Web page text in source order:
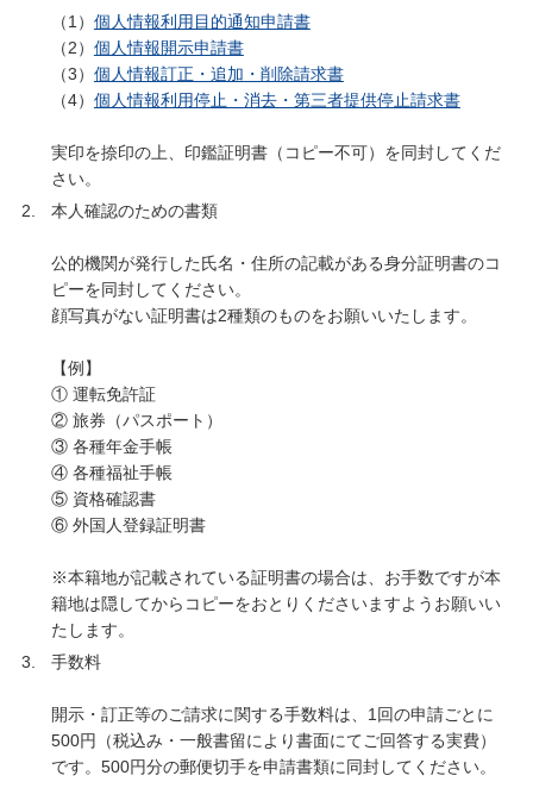
（1） 個人情報利用目的通知申請書
（2） 個人情報開示申請書
（3） 個人情報訂正・追加・削除請求書
（4） 個人情報利用停止・消去・第三者提供停止請求書
実印を捺印の上、印鑑証明書（コピー不可）を同封してくだ
さい。
本人確認のための書類
公的機関が発行した氏名・住所の記載がある身分証明書のコ
ピーを同封してください。
顔写真がない証明書は2種類のものをお願いいたします。
【例】
① 運転免許証
② 旅券（パスポート）
③ 各種年金手帳
④ 各種福祉手帳
⑤ 資格確認書
⑥ 外国人登録証明書
※本籍地が記載されている証明書の場合は、お手数ですが本
籍地は隠してからコピーをおとりくださいますようお願いい
たします。
手数料
開示・訂正等のご請求に関する手数料は、1回の申請ごとに
500円（税込み・一般書留により書面にてご回答する実費）
です。500円分の郵便切手を申請書類に同封してください。